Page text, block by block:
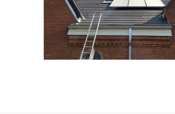
15
at
12.42.32
PM